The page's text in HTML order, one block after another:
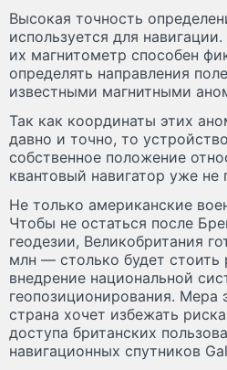
Высокая точность
используется для
их магнитометр способен
определять направления
известными магнитными
Так как координаты этих
давно и точно, то
собственное положение
квантовый навигатор уже не
Не только американские
Чтобы не остаться после
геодезии, Великобритания
млн — столько будет стоить
внедрение национальной
геопозиционирования. Мера
страна хочет избежать
доступа британских
навигационных спутников